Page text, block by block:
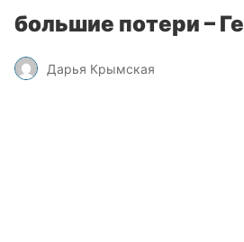
большие потери –
Дарья Крымская